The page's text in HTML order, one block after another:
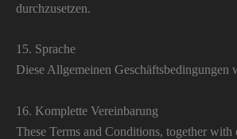
durchzusetzen.
15. Sprache
Diese Allgemeinen
16. Komplette Vereinbarung
These Terms and Conditions, together with